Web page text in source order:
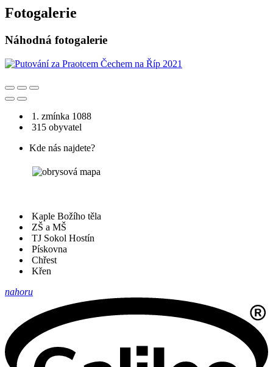
Fotogalerie
Náhodná fotogalerie
1. zmínka 1088
315 obyvatel
Kde nás najdete?
Kaple Božího těla
ZŠ a MŠ
TJ Sokol Hostín
Pískovna
Chřest
Křen
nahoru